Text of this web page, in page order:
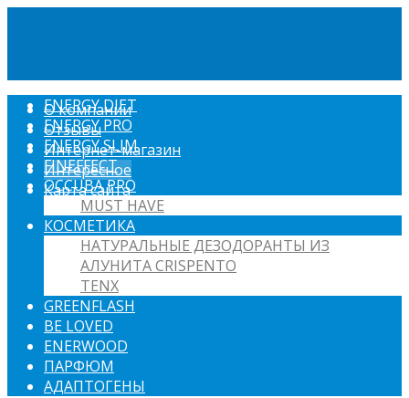
О компании
Отзывы
Интернет-магазин
Интересное
Карта сайта
ENERGY DIET
ENERGY PRO
ENERGY SLIM
FINEFFECT
OCCUBA PRO
MUST HAVE
КОСМЕТИКА
НАТУРАЛЬНЫЕ ДЕЗОДОРАНТЫ ИЗ
АЛУНИТА CRISPENTO
TENX
GREENFLASH
BE LOVED
ENERWOOD
ПАРФЮМ
АДАПТОГЕНЫ